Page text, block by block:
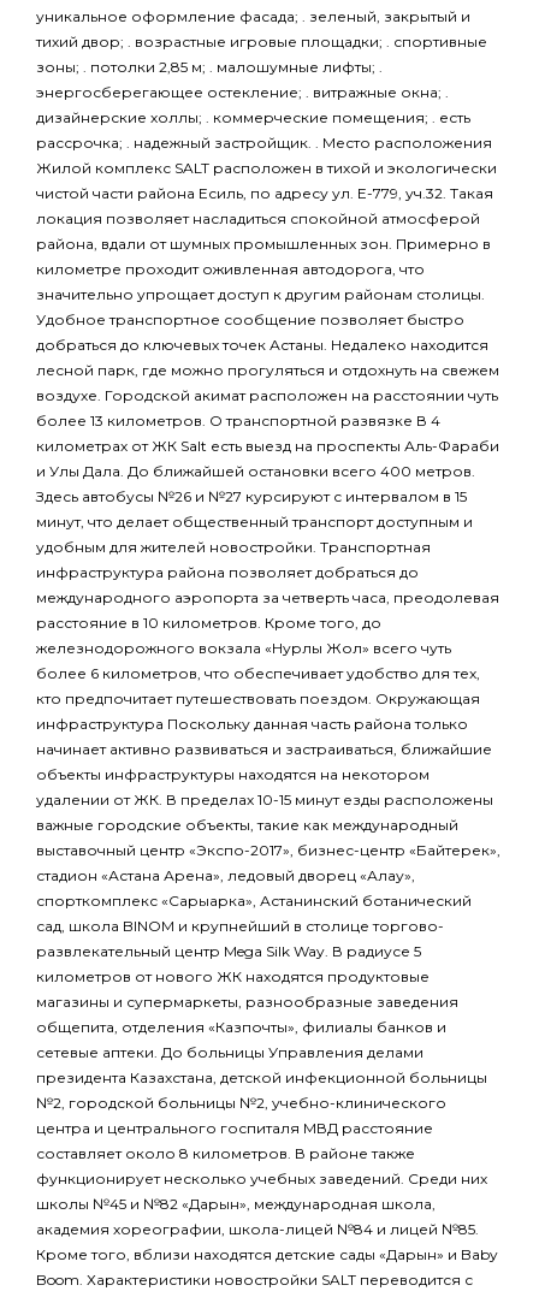
уникальное оформление фасада; . зеленый, закрытый и
тихий двор; . возрастные игровые площадки; . спортивные
зоны; . потолки 2,85 м; . малошумные лифты; .
энергосберегающее остекление; . витражные окна; .
дизайнерские холлы; . коммерческие помещения; . есть
рассрочка; . надежный застройщик. . Место расположения
Жилой комплекс SALT расположен в тихой и экологически
чистой части района Есиль, по адресу ул. Е-779, уч.32. Такая
локация позволяет насладиться спокойной атмосферой
района, вдали от шумных промышленных зон. Примерно в
километре проходит оживленная автодорога, что
значительно упрощает доступ к другим районам столицы.
Удобное транспортное сообщение позволяет быстро
добраться до ключевых точек Астаны. Недалеко находится
лесной парк, где можно прогуляться и отдохнуть на свежем
воздухе. Городской акимат расположен на расстоянии чуть
более 13 километров. О транспортной развязке В 4
километрах от ЖК Salt есть выезд на проспекты Аль-Фараби
и Улы Дала. До ближайшей остановки всего 400 метров.
Здесь автобусы №26 и №27 курсируют с интервалом в 15
минут, что делает общественный транспорт доступным и
удобным для жителей новостройки. Транспортная
инфраструктура района позволяет добраться до
международного аэропорта за четверть часа, преодолевая
расстояние в 10 километров. Кроме того, до
железнодорожного вокзала «Нурлы Жол» всего чуть
более 6 километров, что обеспечивает удобство для тех,
кто предпочитает путешествовать поездом. Окружающая
инфраструктура Поскольку данная часть района только
начинает активно развиваться и застраиваться, ближайшие
объекты инфраструктуры находятся на некотором
удалении от ЖК. В пределах 10-15 минут езды расположены
важные городские объекты, такие как международный
выставочный центр «Экспо-2017», бизнес-центр «Байтерек»,
стадион «Астана Арена», ледовый дворец «Алау»,
спорткомплекс «Сарыарка», Астанинский ботанический
сад, школа BINOM и крупнейший в столице торгово-
развлекательный центр Mega Silk Way. В радиусе 5
километров от нового ЖК находятся продуктовые
магазины и супермаркеты, разнообразные заведения
общепита, отделения «Казпочты», филиалы банков и
сетевые аптеки. До больницы Управления делами
президента Казахстана, детской инфекционной больницы
№2, городской больницы №2, учебно-клинического
центра и центрального госпиталя МВД расстояние
составляет около 8 километров. В районе также
функционирует несколько учебных заведений. Среди них
школы №45 и №82 «Дарын», международная школа,
академия хореографии, школа-лицей №84 и лицей №85.
Кроме того, вблизи находятся детские сады «Дарын» и Baby
Boom. Характеристики новостройки SALT переводится с